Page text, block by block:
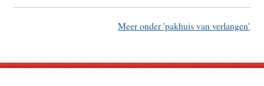
Meer onder 'pakhuis van verlangen'